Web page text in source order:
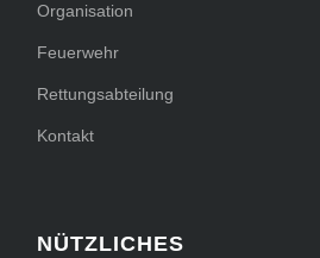
Organisation
Feuerwehr
Rettungsabteilung
Kontakt
NÜTZLICHES